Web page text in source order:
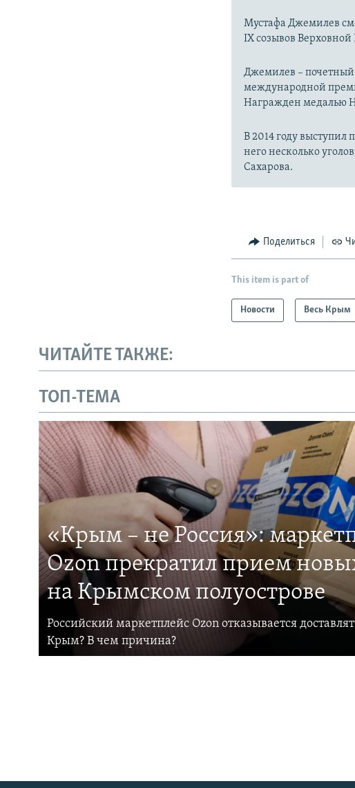
Мустафа Джемилев
IX созывов
Джемилев – почетный
международной
Награжден медалью
В 2014 году выступил
него несколько
Сахарова.
Поделиться
This item is part of
Новости Весь Крым
ЧИТАЙТЕ ТАКЖЕ:
ТОП-ТЕМА
«Крым – не Россия»:
Ozon прекратил прием
на Крымском полуострове
Российский маркетплейс Ozon отказывается
Крым? В чем причина?